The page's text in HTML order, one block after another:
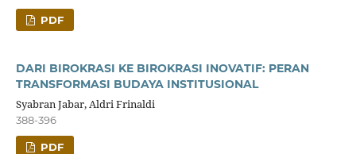
PDF
DARI BIROKRASI KE BIROKRASI INOVATIF: PERAN
TRANSFORMASI BUDAYA INSTITUSIONAL
Syabran Jabar, Aldri Frinaldi
388-396
PDF